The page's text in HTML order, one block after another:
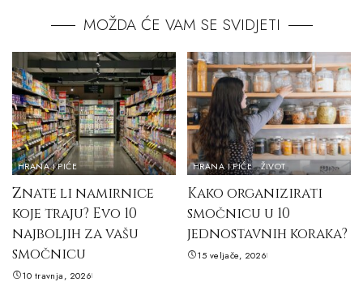
MOŽDA ĆE VAM SE SVIDJETI
HRANA I PIĆE
Znate li namirnice
koje traju? Evo 10
najboljih za vašu
smočnicu
10 travnja, 2026
HRANA I PIĆE ŽIVOT
Kako organizirati
smočnicu u 10
jednostavnih koraka?
15 veljače, 2026